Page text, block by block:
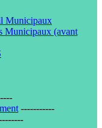
Municipaux
Municipaux (avant
-----------